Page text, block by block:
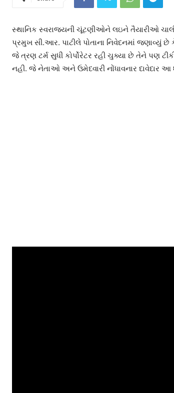
સ્થાનિક સ્વરાજ્યની ચૂંટણીઓને લઇને તૈયારીઓ ચાલી
પ્રમુખ સી.આર. પાટીલે પોતાના નિવેદનમાં જણાવ્યું છે
જે ત્રણ ટર્મ સુધી કોર્પોરેટર રહી ચુક્યા છે તેને
નહી. જે નેતાઓ અને ઉમેદવારી નોંધાવનાર દાવેદાર આ